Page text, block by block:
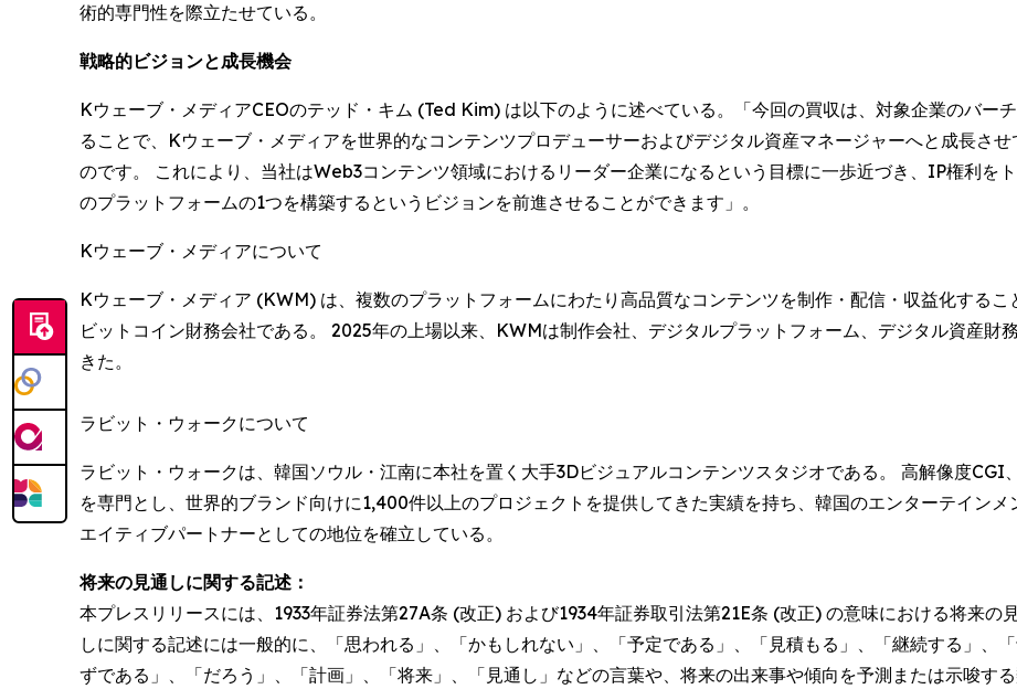
術的専門性を際立たせている。
戦略的ビジョンと成長機会
Kウェーブ・メディアCEOのテッド・キム (Ted Kim) は以下のように述べている。「今回の買収は、対象企業のバー
ることで、Kウェーブ・メディアを世界的なコンテンツプロデューサーおよびデジタル資産マネージャーへと成長さ
のです。 これにより、当社はWeb3コンテンツ領域におけるリーダー企業になるという目標に一歩近づき、IP権利を
のプラットフォームの1つを構築するというビジョンを前進させることができます」。
Kウェーブ・メディアについて
Kウェーブ・メディア (KWM) は、複数のプラットフォームにわたり高品質なコンテンツを制作・配信・収益化する
ビットコイン財務会社である。 2025年の上場以来、KWMは制作会社、デジタルプラットフォーム、デジタル資産財
きた。
ラビット・ウォークについて
ラビット・ウォークは、韓国ソウル・江南に本社を置く大手3Dビジュアルコンテンツスタジオである。 高解像度
を専門とし、世界的ブランド向けに1,400件以上のプロジェクトを提供してきた実績を持ち、韓国のエンターテイン
エイティブパートナーとしての地位を確立している。
将来の見通しに関する記述：
本プレスリリースには、1933年証券法第27A条 (改正) および1934年証券取引法第21E条 (改正) の意味における将来の
しに関する記述には一般的に、「思われる」、「かもしれない」、「予定である」、「見積もる」、「継続する」、
ずである」、「だろう」、「計画」、「将来」、「見通し」などの言葉や、将来の出来事や傾向を予測または示唆す